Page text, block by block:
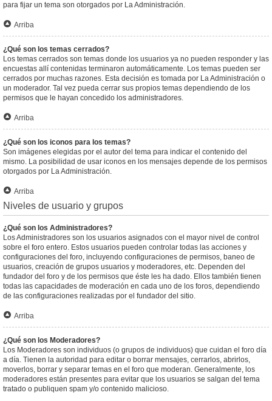
para fijar un tema son otorgados por La Administración.
Arriba
¿Qué son los temas cerrados?
Los temas cerrados son temas donde los usuarios ya no pueden responder y las
encuestas allí contenidas terminaron automáticamente. Los temas pueden ser
cerrados por muchas razones. Esta decisión es tomada por La Administración o
un moderador. Tal vez pueda cerrar sus propios temas dependiendo de los
permisos que le hayan concedido los administradores.
Arriba
¿Qué son los iconos para los temas?
Son imágenes elegidas por el autor del tema para indicar el contenido del
mismo. La posibilidad de usar iconos en los mensajes depende de los permisos
otorgados por La Administración.
Arriba
Niveles de usuario y grupos
¿Qué son los Administradores?
Los Administradores son los usuarios asignados con el mayor nivel de control
sobre el foro entero. Estos usuarios pueden controlar todas las acciones y
configuraciones del foro, incluyendo configuraciones de permisos, baneo de
usuarios, creación de grupos usuarios y moderadores, etc. Dependen del
fundador del foro y de los permisos que éste les ha dado. Ellos también tienen
todas las capacidades de moderación en cada uno de los foros, dependiendo
de las configuraciones realizadas por el fundador del sitio.
Arriba
¿Qué son los Moderadores?
Los Moderadores son individuos (o grupos de individuos) que cuidan el foro día
a día. Tienen la autoridad para editar o borrar mensajes, cerrarlos, abrirlos,
moverlos, borrar y separar temas en el foro que moderan. Generalmente, los
moderadores están presentes para evitar que los usuarios se salgan del tema
tratado o publiquen spam y/o contenido malicioso.